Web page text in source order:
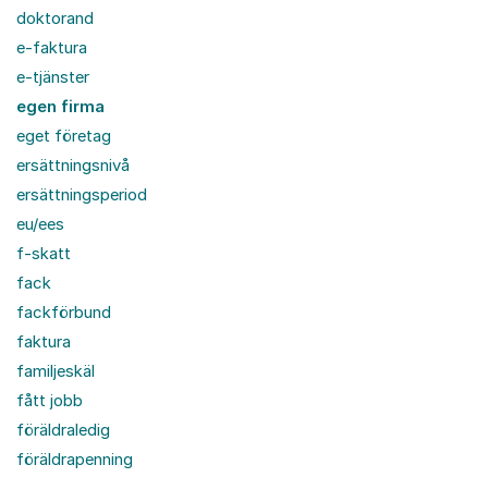
doktorand
e-faktura
e-tjänster
egen firma
eget företag
ersättningsnivå
ersättningsperiod
eu/ees
f-skatt
fack
fackförbund
faktura
familjeskäl
fått jobb
föräldraledig
föräldrapenning